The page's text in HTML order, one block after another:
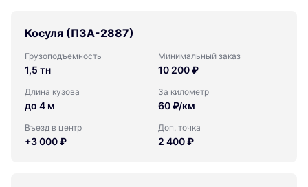
Косуля (ПЗА-2887)
Грузоподъемность
1,5 тн
Минимальный заказ
10 200 ₽
Длина кузова
до 4 м
За километр
60 ₽/км
Въезд в центр
+3 000 ₽
Доп. точка
2 400 ₽